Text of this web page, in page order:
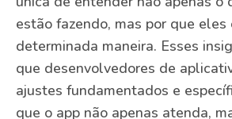
estão fazendo, mas por que
determinada maneira. Esses
que desenvolvedores de
ajustes fundamentados e
que o app não apenas atenda,